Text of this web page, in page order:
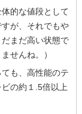
的な値段として
が、それでもや
まだ高い状態で
せんね。）
も、高性能のテ
の約１.5倍以上